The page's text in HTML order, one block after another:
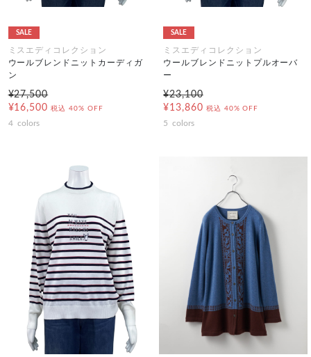
SALE
ミスエディコレクション
ウールブレンドニットカーディガ
ン
¥27,500
¥16,500 税込 40% OFF
4 colors
SALE
ミスエディコレクション
ウールブレンドニットプルオーバ
ー
¥23,100
¥13,860 税込 40% OFF
5 colors